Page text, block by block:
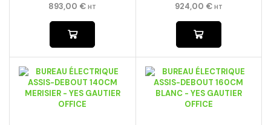
893,00 € HT
924,00 € HT